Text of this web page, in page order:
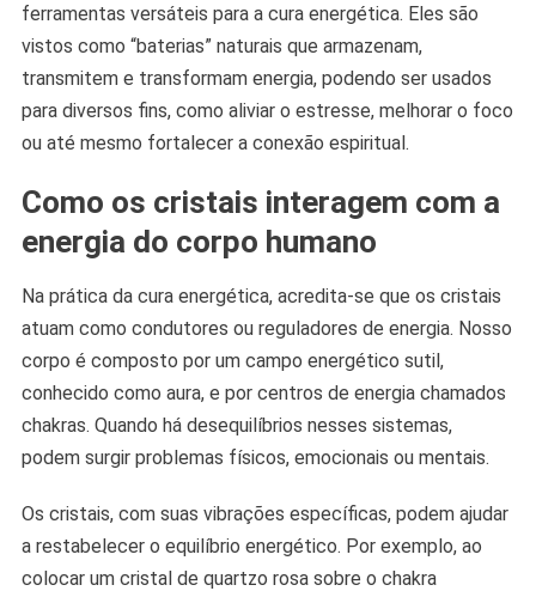
ferramentas versáteis para a cura energética. Eles são
vistos como “baterias” naturais que armazenam,
transmitem e transformam energia, podendo ser usados
para diversos fins, como aliviar o estresse, melhorar o foco
ou até mesmo fortalecer a conexão espiritual.
Como os cristais interagem com a
energia do corpo humano
Na prática da cura energética, acredita-se que os cristais
atuam como condutores ou reguladores de energia. Nosso
corpo é composto por um campo energético sutil,
conhecido como aura, e por centros de energia chamados
chakras. Quando há desequilíbrios nesses sistemas,
podem surgir problemas físicos, emocionais ou mentais.
Os cristais, com suas vibrações específicas, podem ajudar
a restabelecer o equilíbrio energético. Por exemplo, ao
colocar um cristal de quartzo rosa sobre o chakra